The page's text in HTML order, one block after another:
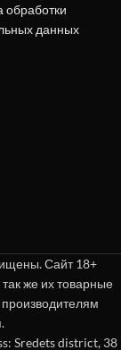
обработки
данных
Сайт 18+
же их товарные
Sredets district, 38